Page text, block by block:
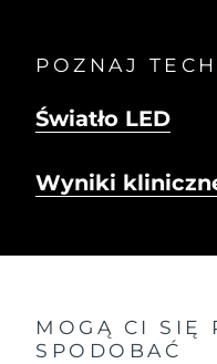
POZNAJ
Światło LED
Wyniki
MOGĄ CI SIĘ
SPODOBAĆ